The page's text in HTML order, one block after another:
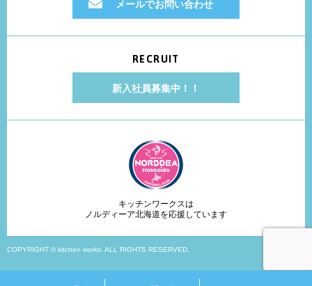
メールでお問い合わせ
RECRUIT
新入社員募集中！！
キッチンワークスは
ノルディーア北海道を応援しています
COPYRIGHT © kitchen works. ALL RIGHTS RESERVED.